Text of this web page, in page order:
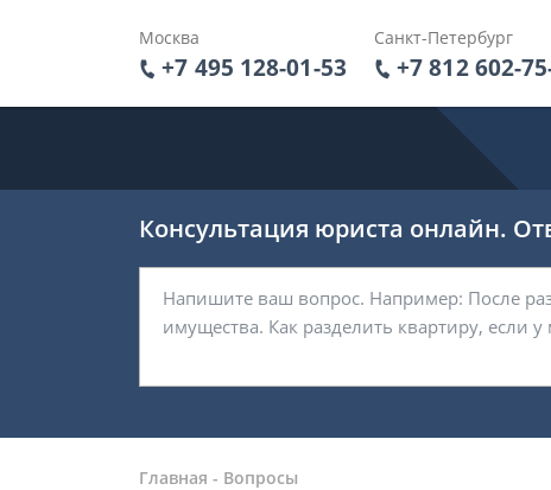
Москва
+7 495 128-01-53
Санкт-Петербург
+7 812 602-
Консультация юриста онлайн.
Главная - Вопросы